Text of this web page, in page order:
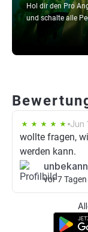
Hol dir den Pro
und schalte alle
Jun
wollte fragen,
werden kann.
vor 7 Tagen